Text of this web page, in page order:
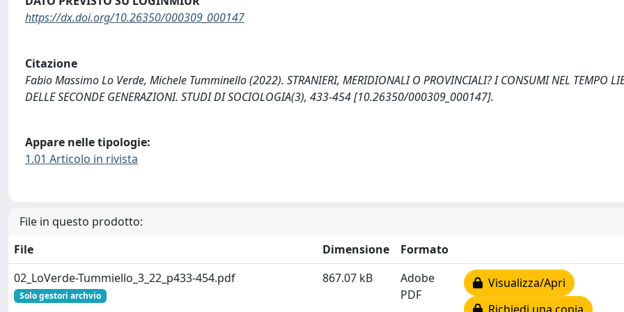
https://dx.doi.org/10.26350/000309_000147
Citazione
Fabio Massimo Lo Verde, Michele Tumminello (2022). STRANIERI, MERIDIONALI O PROVINCIALI? I CONSUMI NEL TEMPO
DELLE SECONDE GENERAZIONI. STUDI DI SOCIOLOGIA(3), 433-454 [10.26350/000309_000147].
Appare nelle tipologie:
1.01 Articolo in rivista
File in questo prodotto:
File
Dimensione
Formato
02_LoVerde-Tummiello_3_22_p433-454.pdf
Solo gestori archvio
867.07 kB
Adobe
PDF
Visualizza/Apri